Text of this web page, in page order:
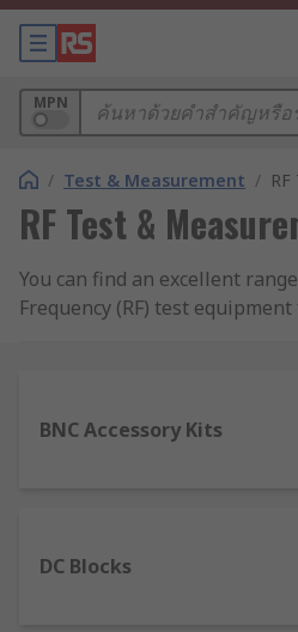
MPN
/ Test & Measurement /
RF Test &
You can find an excellent
Frequency (RF) test equipment
test and measurement
more modern wireless
thorough testing, with the
source any RF inference is
their fullest capacity. This
is available with a full range
BNC Accessory Kits
DC Blocks